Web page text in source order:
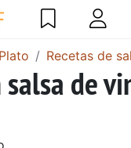
Plato Recetas de
de